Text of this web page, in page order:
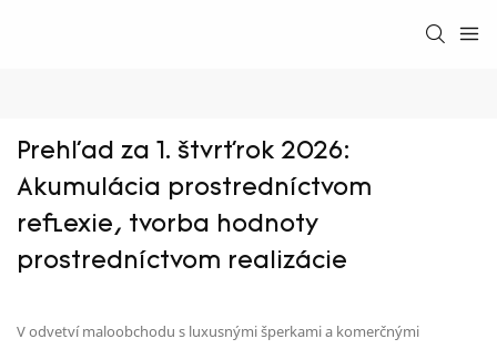
Prehľad za 1. štvrťrok 2026:
Akumulácia prostredníctvom
reflexie, tvorba hodnoty
prostredníctvom realizácie
V odvetví maloobchodu s luxusnými šperkami a komerčnými